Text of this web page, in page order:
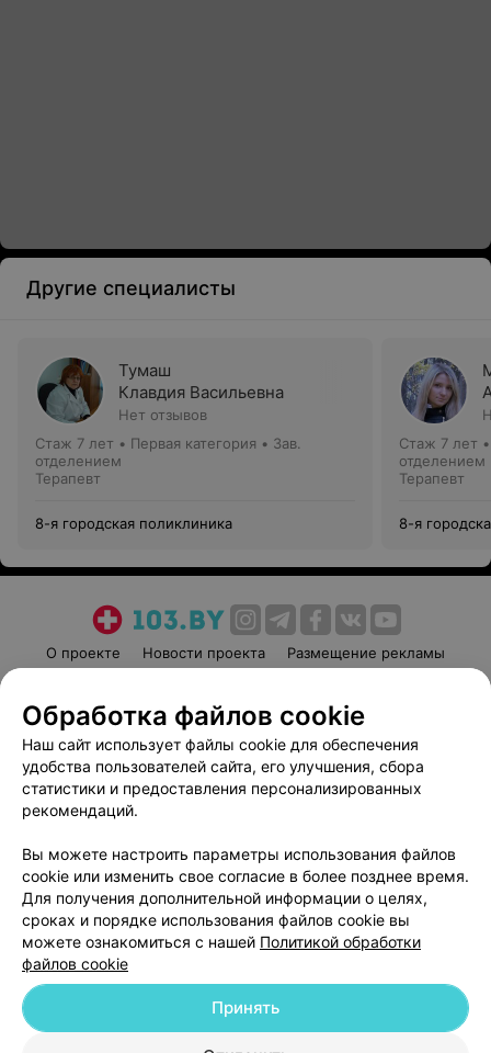
Другие специалисты
Тумаш
Клавдия Васильевна
Нет отзывов
Стаж 7 лет • Первая категория • Зав.
отделением
Терапевт
8-я городская поликлиника
Стаж 7 лет
отделением
Терапевт
8-я
О проекте Новости проекта
Размещение рекламы
Пользовательское соглашение
Способы оплаты
Вакансии
Партнеры
Написать руководителю 103.by
Обработка персональных данных
© 2026 ООО «Артокс Лаб», УНП 191700409
| 220012, Республика Беларусь,
Обработка файлов cookie
Наш сайт использует файлы cookie для обеспечения
удобства пользователей сайта, его улучшения, сбора
статистики и предоставления персонализированных
рекомендаций.
Вы можете настроить параметры использования файлов
cookie или изменить свое согласие в более позднее время.
Для получения дополнительной информации о целях,
сроках и порядке использования файлов cookie вы
можете ознакомиться с нашей Политикой обработки
файлов cookie
Принять